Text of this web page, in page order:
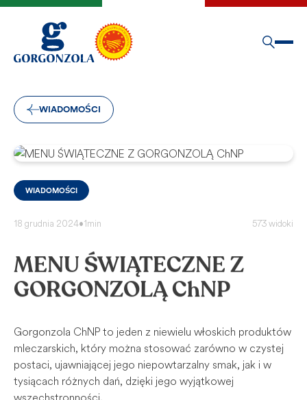
WIADOMOŚCI
WIADOMOŚCI
18 grudnia 2024•1min 573 widoki
MENU ŚWIĄTECZNE Z
GORGONZOLĄ ChNP
Gorgonzola ChNP to jeden z niewielu włoskich produktów
mleczarskich, który można stosować zarówno w czystej
postaci, ujawniającej jego niepowtarzalny smak, jak i w
tysiącach różnych dań, dzięki jego wyjątkowej
wszechstronności.